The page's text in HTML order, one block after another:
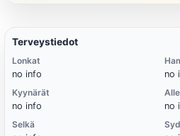
Terveystiedot
Lonkat
no info
Kyynärät
no info
Selkä
no
no